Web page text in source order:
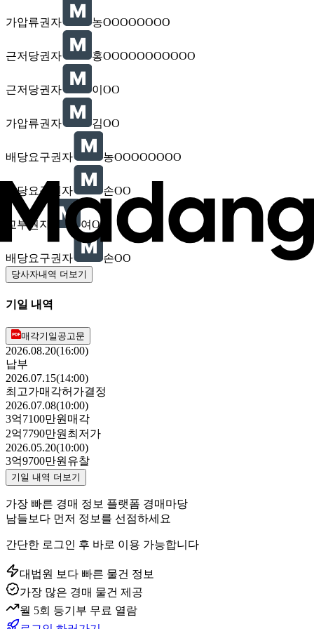
가압류권자 농OOOOOOOO
근저당권자 홍OOOOOOOOOOO
근저당권자 이OO
가압류권자 김OO
배당요구권자 농OOOOOOOO
배당요구권자 손OO
교부권자 여OO
배당요구권자 손OO
당사자내역 더보기
기일 내역
매각기일공고문
2026.08.20(16:00)
납부
2026.07.15(14:00)
최고가매각허가결정
2026.07.08(10:00)
3억7100만원 매각
2억7790만원 최저가
2026.05.20(10:00)
3억9700만원 유찰
기일 내역 더보기
가장 빠른 경매 정보 플랫폼 경매마당
남들보다 먼저 정보를 선점하세요
간단한 로그인 후 바로 이용 가능합니다
대법원 보다 빠른 물건 정보
가장 많은 경매 물건 제공
월 5회 등기부 무료 열람